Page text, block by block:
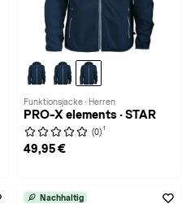
Funktionsjacke · Herren
PRO-X elements · STAR
(0) 1
49,95 €
Nachhaltig